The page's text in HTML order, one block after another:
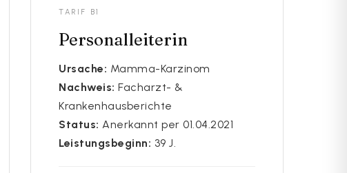
TARIF B1
Personalleiterin
Ursache: Mamma-Karzinom
Nachweis: Facharzt- &
Krankenhausberichte
Status: Anerkannt per 01.04.2021
Leistungsbeginn: 39 J.